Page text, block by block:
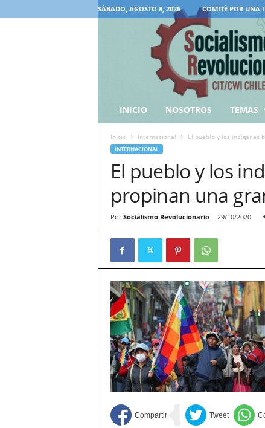
SÁBADO, AGOSTO 8, 2026 COMITÉ POR UNA
INICIO NOSOTROS TEMAS
Inicio Internacional El pueblo y los indígenas
INTERNACIONAL
El pueblo y los
propinan una
Por Socialismo Revolucionario- 29/10/2020